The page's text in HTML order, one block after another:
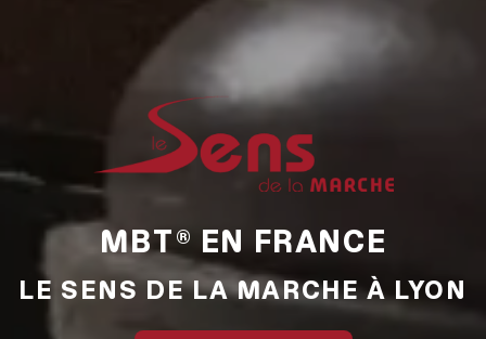
MBT® EN FRANCE
LE SENS DE LA MARCHE À LYON